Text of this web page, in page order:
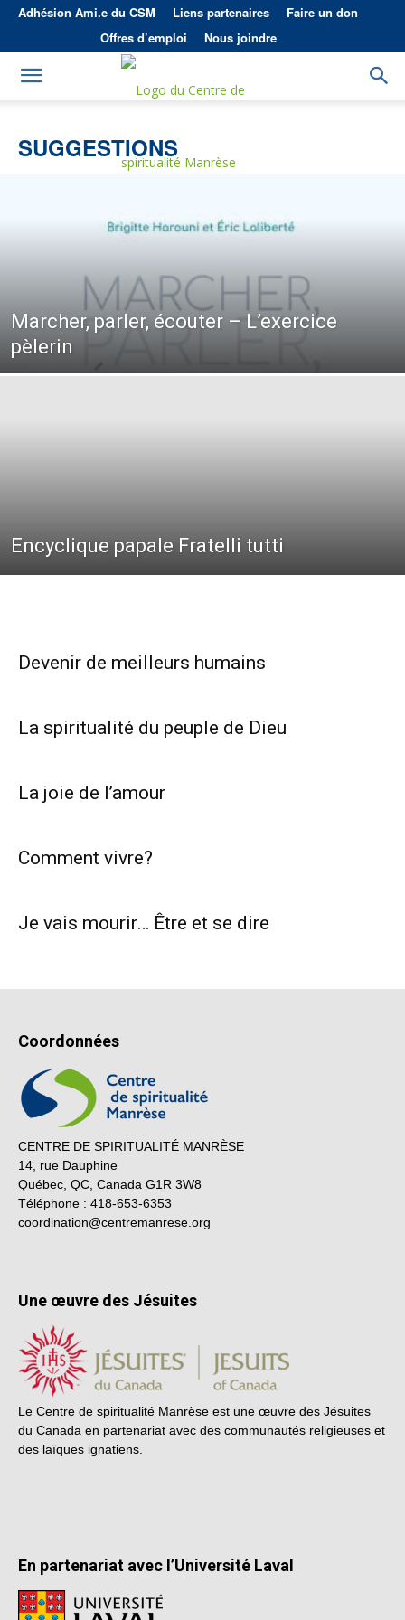
Adhésion Ami.e du CSM Liens partenaires
Faire un don
Offres d’emploi
Nous joindre
SUGGESTIONS
Marcher, parler, écouter – L’exercice
pèlerin
Encyclique papale Fratelli tutti
Devenir de meilleurs humains
La spiritualité du peuple de Dieu
La joie de l’amour
Comment vivre?
Je vais mourir… Être et se dire
Coordonnées
CENTRE DE SPIRITUALITÉ MANRÈSE
14, rue Dauphine
Québec, QC, Canada G1R 3W8
Téléphone : 418-653-6353
coordination@centremanrese.org
Une œuvre des Jésuites
Le Centre de spiritualité Manrèse est une œuvre des Jésuites
du Canada en partenariat avec des communautés religieuses et
des laïques ignatiens.
En partenariat avec l’Université Laval